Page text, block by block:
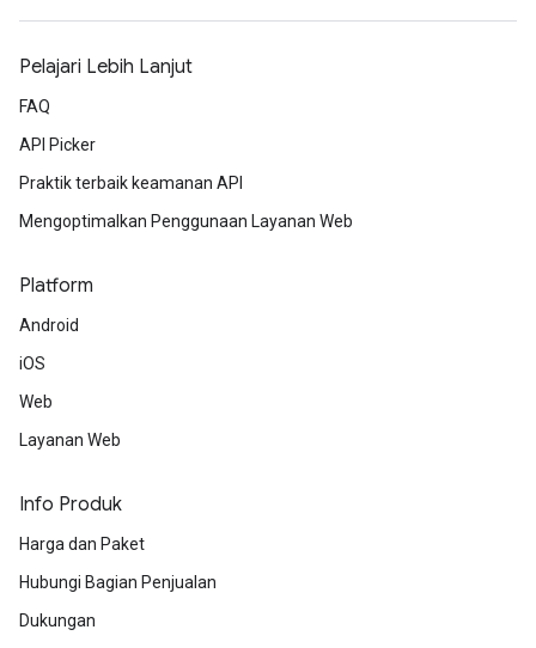
Pelajari Lebih Lanjut
FAQ
API Picker
Praktik terbaik keamanan API
Mengoptimalkan Penggunaan Layanan Web
Platform
Android
iOS
Web
Layanan Web
Info Produk
Harga dan Paket
Hubungi Bagian Penjualan
Dukungan